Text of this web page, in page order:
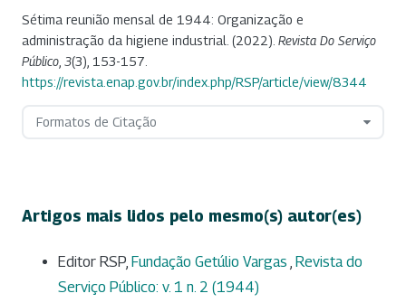
Sétima reunião mensal de 1944: Organização e
administração da higiene industrial. (2022). Revista Do Serviço
Público 3(3), 153-157.
https://revista.enap.gov.br/index.php/RSP/article/view/8344
Formatos de Citação
Artigos mais lidos pelo mesmo(s) autor(es)
Editor RSP, Fundação Getúlio Vargas , Revista do
Serviço Público: v. 1 n. 2 (1944)